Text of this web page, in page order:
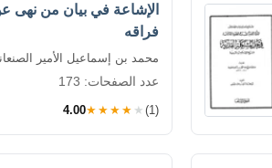
الإشاعة في بيان من نهى
فراقه
محمد بن إسماعيل الأمير
عدد الصفحات: 173
4.00★★★★★ (1)